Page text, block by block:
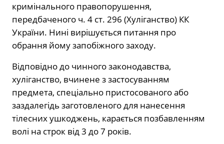
кримінального правопорушення,
передбаченого ч. 4 ст. 296 (Хуліганство) КК
України. Нині вирішується питання про
обрання йому запобіжного заходу.
Відповідно до чинного законодавства,
хуліганство, вчинене з застосуванням
предмета, спеціально пристосованого або
заздалегідь заготовленого для нанесення
тілесних ушкоджень, карається позбавленням
волі на строк від 3 до 7 років.